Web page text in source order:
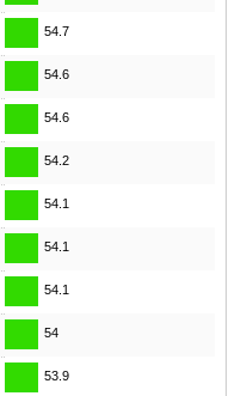
54.7
54.6
54.6
54.2
54.1
54.1
54.1
54
53.9